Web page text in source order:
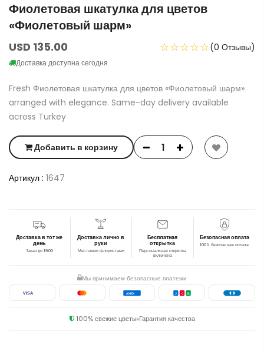
Фиолетовая шкатулка для цветов
«Фиолетовый шарм»
USD 135.00
Доставка доступна сегодня
☆☆☆☆☆(0 Отзывы)
Fresh Фиолетовая шкатулка для цветов «Фиолетовый шарм»
arranged with elegance. Same-day delivery available
across Turkey
Добавить в корзину
Артикул : 1647
Доставка в тот же
день
Заказ до 19:00
Доставка лично в
руки
Местными флористами
Бесплатная
открытка
Персональная открытка
включена
Безопасная оплата
100% безопасная оплата
Мы принимаем безопасные платежи
VISA AMEX J C B
100% свежие цветы Гарантия качества